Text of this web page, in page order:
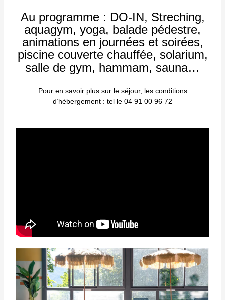
Au programme : DO-IN, Streching,
aquagym, yoga, balade pédestre,
animations en journées et soirées,
piscine couverte chauffée, solarium,
salle de gym, hammam, sauna…
Pour en savoir plus sur le séjour, les conditions
d’hébergement : tel le 04 91 00 96 72